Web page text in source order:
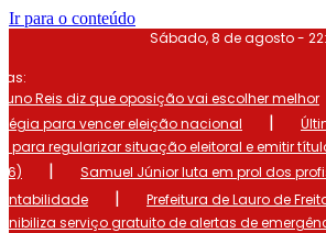
Ir para o conteúdo
Sábado, 8 de agosto -
Reis diz que oposição vai escolher melhor
para vencer eleição nacional
|
para regularizar situação eleitoral e emitir
|
Samuel Júnior luta em prol dos
|
Prefeitura de Lauro de
serviço gratuito de alertas de